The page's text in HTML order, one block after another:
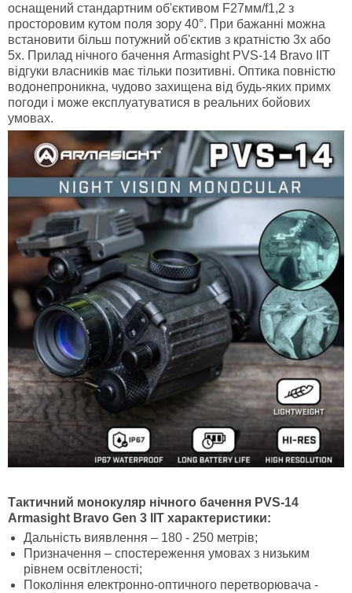
оснащений стандартним об'єктивом F27мм/f1,2 з
просторовим кутом поля зору 40°. При бажанні можна
встановити більш потужний об'єктив з кратністю 3х або
5х. Прилад нічного бачення Armasight PVS-14 Bravo IIT
відгуки власників має тільки позитивні. Оптика повністю
водонепроникна, чудово захищена від будь-яких примх
погоди і може експлуатуватися в реальних бойових
умовах.
Тактичний монокуляр нічного бачення PVS-14
Armasight Bravo Gen 3 IIT характеристики:
Дальність виявлення – 180 - 250 метрів;
Призначення – спостереження умовах з низьким
рівнем освітленості;
Покоління електронно-оптичного перетворювача -